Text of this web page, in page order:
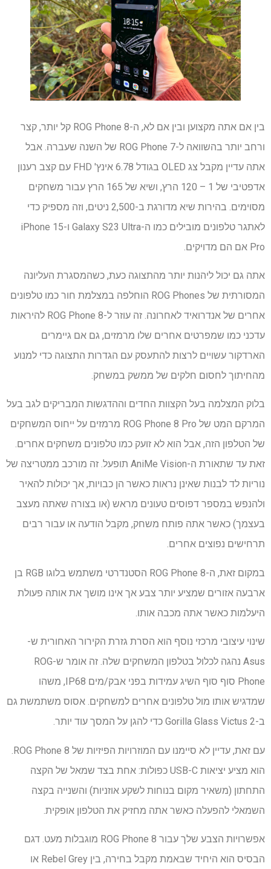
בין אם אתה מקצוען ובין אם לא, ה-ROG Phone 8 קל יותר, קצר
ורחב יותר בהשוואה ל-ROG Phone 7 של השנה שעברה. אבל
אתה עדיין מקבל צג OLED בגודל 6.78 אינץ' FHD עם קצב רענון
אדפטיבי של 1 – 120 הרץ, ושיא של 165 הרץ עבור משחקים
מסוימים. בהירות שיא מדורגת ב-2,500 ניטים, וזה מספיק כדי
לאתגר טלפונים מובילים כמו ה-Galaxy S23 Ultra ו-iPhone 15
Pro אם הם מדויקים.
אתה גם יכול ליהנות יותר מהתצוגה כעת, כשהמסגרת העליונה
המסורתית של ROG Phones הוחלפה במצלמת חור כמו טלפונים
אחרים של אנדרואיד לאחרונה. זה עוזר ל-ROG Phone 8 להיראות
עדכני כמו שמפרטים אחרים שלו מרמזים, גם אם גיימרים
הארדקור עשויים לרצות להתעסק עם הגדרות התצוגה כדי למנוע
מהחיתוך לחסום חלקים של ממשק במשחק.
בלוק המצלמה בעל הקצוות החדים וההדגשות המבריקים לגב בעל
המרקם המט של ROG Phone 8 Pro מרמזים על ייחוס המשחקים
של הטלפון הזה, אבל הוא לא זועק כמו טלפונים משחקים אחרים.
זאת עד שתאורת ה-AniMe Vision תופעל. זה מורכב ממטריצה ​​של
נוריות לד לבנות שאינן נראות כאשר הן כבויות, אך יכולות להאיר
ולהנפש במספר דפוסים טעונים מראש (או בצורה שאתה מעצב
בעצמך) כאשר אתה פותח משחק, מקבל הודעה או עבור רבים
תרחישים נפוצים אחרים.
במקום זאת, ה-ROG Phone 8 הסטנדרטי משתמש בלוגו RGB בן
ארבעה אזורים שמציע יותר צבע אך אינו מושך את אותה פעולת
היעלמות כאשר אתה מכבה אותו.
שינוי עיצובי מרכזי נוסף הוא הסרת גזרת הקירור האחורית ש-
Asus נהגה לכלול בטלפון המשחקים שלה. זה אומר ש-ROG
Phone סוף סוף השיג עמידות בפני אבק/מים IP68, משהו
שמדגיש אותו מול טלפונים אחרים למשחקים. אסוס משתמשת גם
ב-Gorilla Glass Victus 2 כדי להגן על המסך עוד יותר.
הוא מציע יציאות USB-C כפולות: אחת בצד שמאל של הקצה
התחתון (משאיר מקום בנוחות לשקע אוזניות) והשנייה בקצה
השמאלי להפעלה כאשר אתה מחזיק את הטלפון אופקית.
אפשרויות הצבע שלך עבור ROG Phone 8 מוגבלות מעט. דגם
הבסיס הוא היחיד שבאמת מקבל בחירה, בין Rebel Grey או